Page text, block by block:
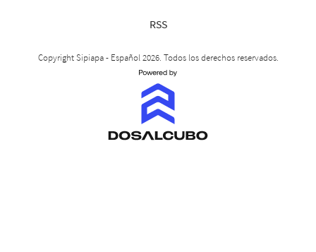
RSS
Copyright Sipiapa - Español 2026. Todos los derechos reservados.